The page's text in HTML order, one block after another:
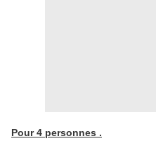
Pour 4 personnes .